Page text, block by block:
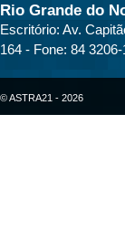
Rio Grande do
Escritório: Av.
164 - Fone: 84 3206-
© ASTRA21 - 2026